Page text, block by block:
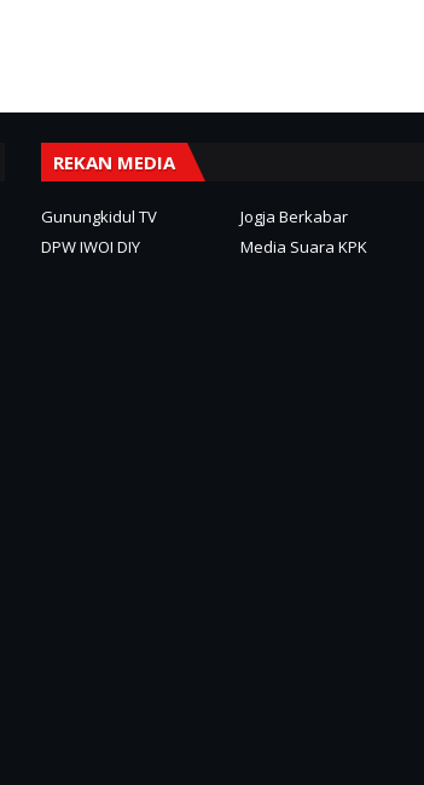
REKAN MEDIA
Gunungkidul TV
Jogja Berkabar
DPW IWOI DIY
Media Suara KPK